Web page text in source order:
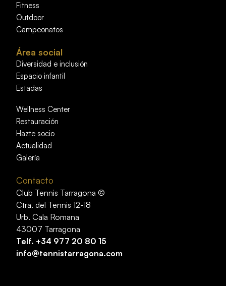
Fitness
Outdoor
Campeonatos
Área social
Diversidad e inclusión
Espacio infantil
Estadas
Wellness Center
Restauración
Hazte socio
Actualidad
Galería
Contacto
Club Tennis Tarragona ©
Ctra. del Tennis 12-18
Urb. Cala Romana
43007 Tarragona
Telf. +34 977 20 80 15
info@tennistarragona.com